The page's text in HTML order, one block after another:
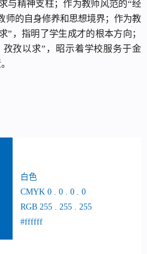
与精神支柱；作为教师风范的“经
师的自身修养和思想境界；作为教
”，指明了学生成才的根本方向；
孜以求”，昭示着学校服务于金
白色
CMYK 0 . 0 . 0 . 0
RGB 255 . 255 . 255
#ffffff